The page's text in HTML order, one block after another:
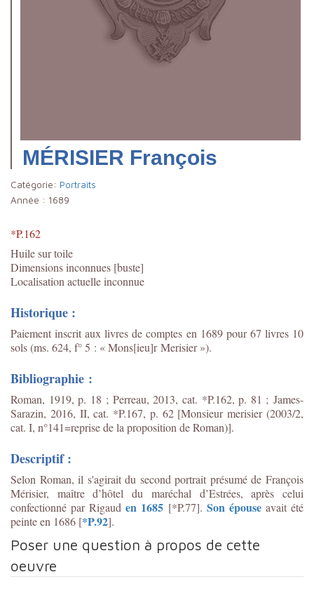
MÉRISIER François
Catégorie: Portraits
Année : 1689
*P.162
Huile sur toile
Dimensions inconnues [buste]
Localisation actuelle inconnue
Historique :
Paiement inscrit aux livres de comptes en 1689 pour 67 livres 10
sols (ms. 624, f° 5 : « Mons[ieu]r Merisier »).
Bibliographie :
Roman, 1919, p. 18 ; Perreau, 2013, cat. *P.162, p. 81 ; James-
Sarazin, 2016, II, cat. *P.167, p. 62 [Monsieur merisier (2003/2,
cat. I, n°141=reprise de la proposition de Roman)].
Descriptif :
Selon Roman, il s'agirait du second portrait présumé de François
Mérisier, maître d’hôtel du maréchal d’Estrées, après celui
confectionné par Rigauden 1685 [*P.77]. Son épouseavait été
peinte en 1686 [*P.92].
Poser une question à propos de cette
oeuvre